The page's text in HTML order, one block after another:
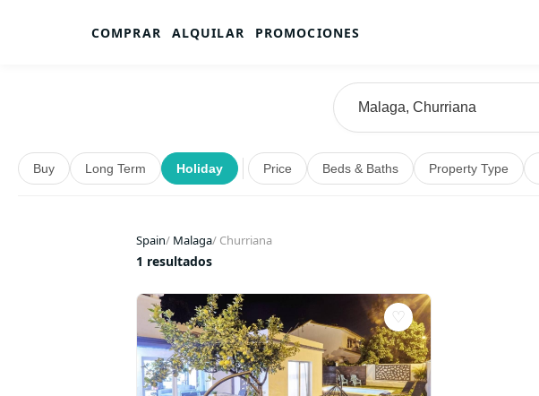
COMPRAR ALQUILAR PROMOCIONES
Buy Long Term Holiday Price Beds & Baths Property Type
Spain/ Malaga/ Churriana
1 resultados
♡